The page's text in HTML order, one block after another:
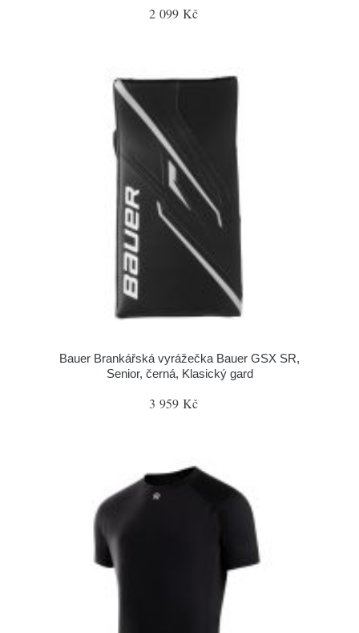
2 099 Kč
Bauer Brankářská vyrážečka Bauer GSX SR,
Senior, černá, Klasický gard
3 959 Kč